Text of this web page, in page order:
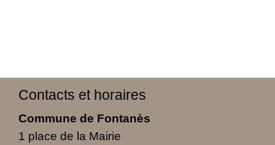
Contacts et horaires
Commune de Fontanès
1 place de la Mairie